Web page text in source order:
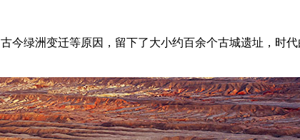
今绿洲变迁等原因，留下了大小约百余个古城遗址，时